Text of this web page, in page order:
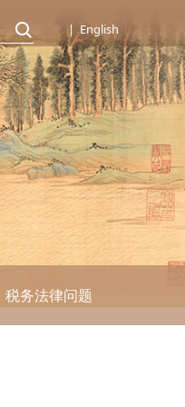
中文 | English
税务法律问题